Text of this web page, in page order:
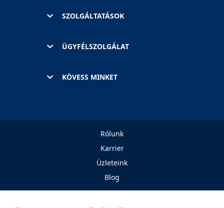
SZOLGÁLTATÁSOK
ÜGYFÉLSZOLGÁLAT
KÖVESS MINKET
Rólunk
Karrier
Üzleteink
Blog